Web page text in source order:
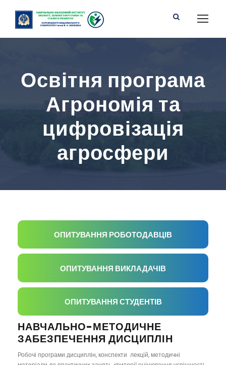
Освітня програма
Агрономія та
цифровізація
агросфери
ОПИТУВАННЯ РОБОТОДАВЦІВ
ОПИТУВАННЯ ВИКЛАДАЧІВ
ОПИТУВАННЯ СТУДЕНТІВ
НАВЧАЛЬНО-МЕТОДИЧНЕ
ЗАБЕЗПЕЧЕННЯ ДИСЦИПЛІН
Робочі програми дисциплін, конспекти лекцій, методичні